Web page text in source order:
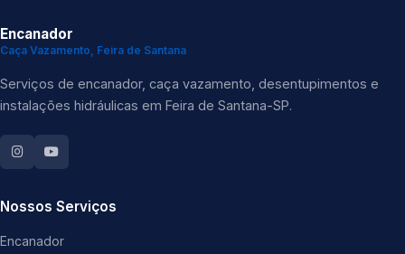
Encanador
Caça Vazamento, Feira de Santana
Serviços de encanador, caça vazamento, desentupimentos e
instalações hidráulicas em Feira de Santana-SP.
Nossos Serviços
Encanador